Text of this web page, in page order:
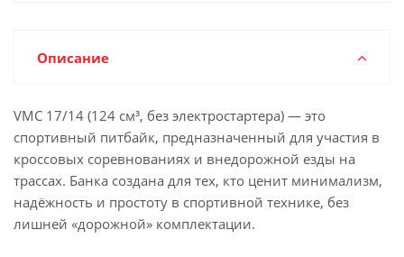
Описание
VMC 17/14 (124 см³, без электростартера) — это
спортивный питбайк, предназначенный для участия в
кроссовых соревнованиях и внедорожной езды на
трассах. Банка создана для тех, кто ценит минимализм,
надёжность и простоту в спортивной технике, без
лишней «дорожной» комплектации.